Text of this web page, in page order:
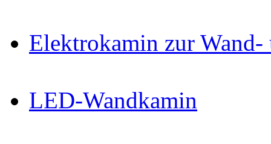
Elektrokamin zur Wand-
LED-Wandkamin